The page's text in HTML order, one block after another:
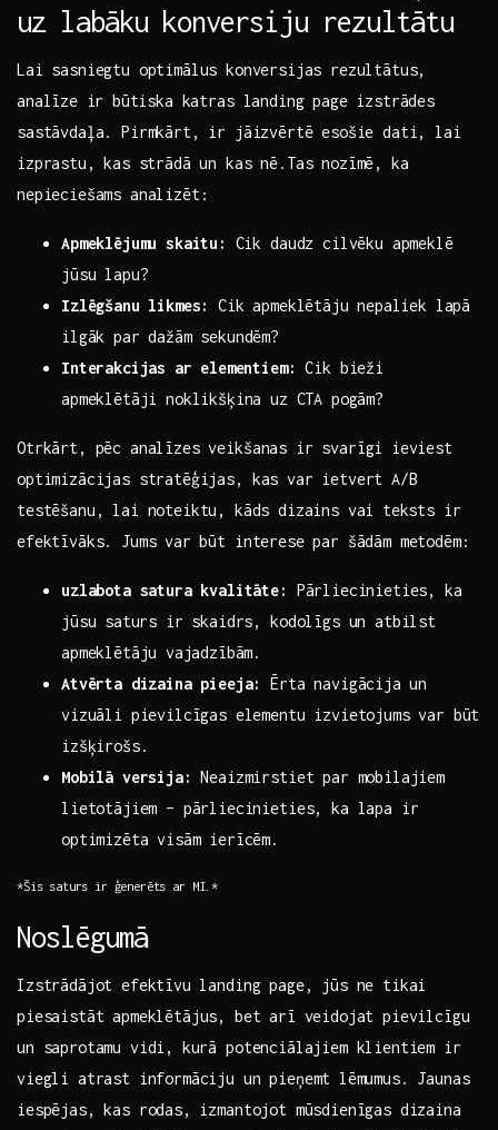
uz labāku⁣ konversiju rezultātu
Lai ​sasniegtu optimālus⁢ konversijas rezultātus,
analīze ⁣ir ⁤būtiska katras landing page izstrādes
sastāvdaļa. Pirmkārt, ⁤ir jāizvērtē esošie dati,⁤ lai
izprastu, ⁣kas strādā un kas nē.Tas nozīmē, ka⁢
nepieciešams ​analizēt:
Apmeklējumu skaitu:
⁤Cik daudz cilvēku apmeklē
jūsu lapu?
Izlēgšanu likmes:
⁤Cik apmeklētāju ⁤nepaliek lapā
ilgāk par dažām sekundēm?
Interakcijas ‌ar ⁢elementiem: Cik bieži
apmeklētāji noklikšķina ⁢uz CTA pogām?
Otrkārt, pēc analīzes veikšanas ir svarīgi⁤ ieviest⁢
optimizācijas stratēģijas, kas var​ ietvert A/B
testēšanu, lai noteiktu,⁣ kāds dizains vai⁢ teksts ir
efektīvāks. Jums⁣ var būt interese par šādām ‍metodēm:
uzlabota satura kvalitāte:
Pārliecinieties, ka
jūsu ⁤saturs ir skaidrs, kodolīgs un atbilst
apmeklētāju⁢ vajadzībām.
Atvērta‍ dizaina pieeja:
Ērta navigācija⁤ un
vizuāli pievilcīgas​ elementu izvietojums var būt
izšķirošs.
Mobilā versija: Neaizmirstiet ‍par mobilajiem
lietotājiem – pārliecinieties, ka‌ lapa ir‍
optimizēta ​visām ierīcēm.
*Šis saturs ir ģenerēts ar ‍MI.*
Noslēgumā
Izstrādājot ​efektīvu⁣ landing page, ​jūs ne tikai
piesaistāt apmeklētājus, bet arī ⁤veidojat pievilcīgu
un saprotamu ‌vidi, ⁢kurā potenciālajiem klientiem ir‍
viegli atrast informāciju un pieņemt ⁢lēmumus. Jaunas
iespējas, kas rodas,⁤ izmantojot mūsdienīgas ‍dizaina